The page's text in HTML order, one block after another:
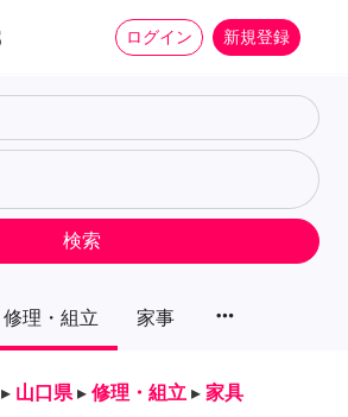
ログイン 新規登録
修理・組立 家事 more_horiz
検索
▸ 山口県 ▸ 修理・組立 ▸ 家具